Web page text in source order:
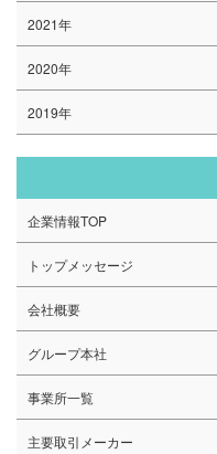
2021年
2020年
2019年
企業情報TOP
トップメッセージ
会社概要
グループ本社
事業所一覧
主要取引メーカー